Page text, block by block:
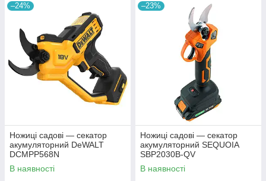
–24%
Ножиці садові — секатор
акумуляторний DeWALT
DCMPP568N
В наявності
–23%
Ножиці садові — секатор
акумуляторний SEQUOIA
SBP2030B-QV
В наявності